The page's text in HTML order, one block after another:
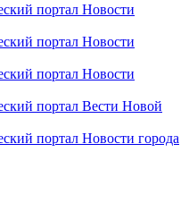
портал Новости
портал Новости
портал Новости
портал Вести Новой
портал Новости города